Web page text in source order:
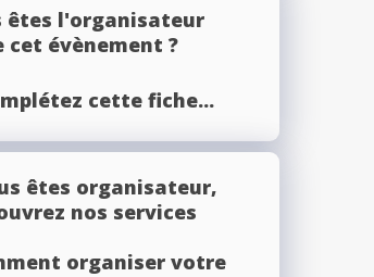
êtes l'organisateur
cet évènement ?
cette fiche...
êtes organisateur,
nos services
organiser votre